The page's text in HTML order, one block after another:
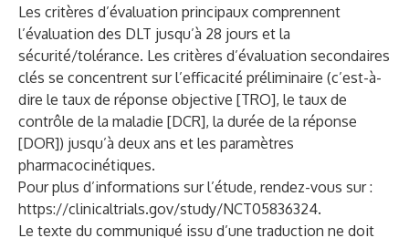
Les critères d’évaluation principaux comprennent
l’évaluation des DLT jusqu’à 28 jours et la
sécurité/tolérance. Les critères d’évaluation secondaires
clés se concentrent sur l’efficacité préliminaire (c’est-à-
dire le taux de réponse objective [TRO], le taux de
contrôle de la maladie [DCR], la durée de la réponse
[DOR]) jusqu’à deux ans et les paramètres
pharmacocinétiques.
Pour plus d’informations sur l’étude, rendez-vous sur :
https://clinicaltrials.gov/study/NCT05836324.
Le texte du communiqué issu d’une traduction ne doit